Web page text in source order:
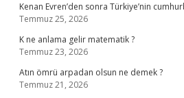
Kenan Evren’den sonra Türkiye’nin
Temmuz 25, 2026
K ne anlama gelir matematik ?
Temmuz 23, 2026
Atın ömrü arpadan olsun ne demek ?
Temmuz 21, 2026